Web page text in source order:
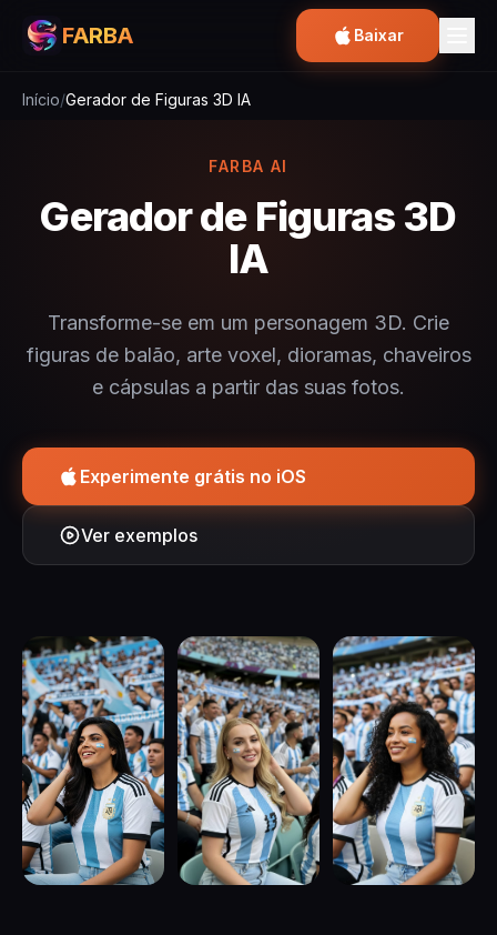
FARBA Baixar
Início/Gerador de Figuras 3D IA
FARBA AI
Gerador de Figuras 3D
IA
Transforme-se em um personagem 3D. Crie
figuras de balão, arte voxel, dioramas, chaveiros
e cápsulas a partir das suas fotos.
Experimente grátis no iOS
Ver exemplos